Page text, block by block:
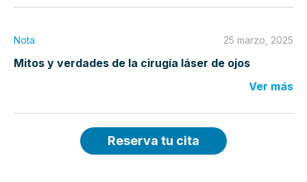
Nota 25 marzo, 2025
Mitos y verdades de la cirugía láser de ojos
Ver más
Reserva tu cita